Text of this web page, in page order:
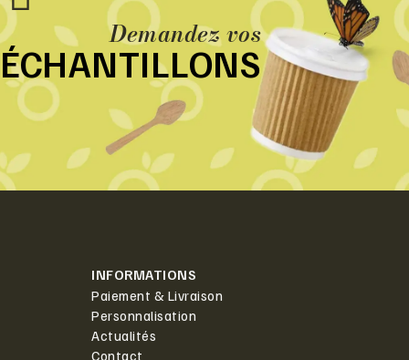
Demandez vos
ÉCHANTILLONS
INFORMATIONS
Paiement & Livraison
Personnalisation
Actualités
Contact